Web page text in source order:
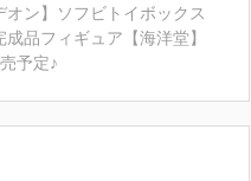
オン】ソフビトイボックス
成品フィギュア【海洋堂】
予定♪